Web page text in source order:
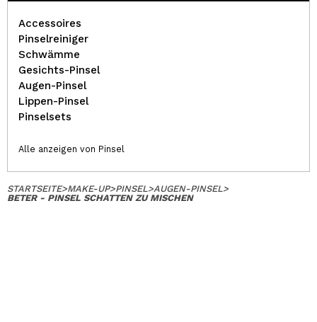
Accessoires
Pinselreiniger
Schwämme
Gesichts-Pinsel
Augen-Pinsel
Lippen-Pinsel
Pinselsets
Alle anzeigen von Pinsel
STARTSEITE>MAKE-UP>PINSEL>AUGEN-PINSEL>
BETER - PINSEL SCHATTEN ZU MISCHEN